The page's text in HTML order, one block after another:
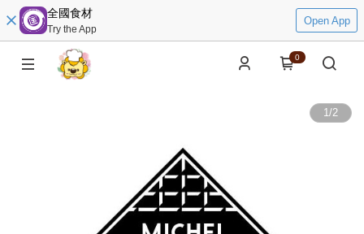
全國食材
Try the App
Open App
0
1/2